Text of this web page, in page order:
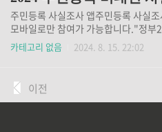
항 주차 예약김포공항 주차예약을 하
타워 2층, 3층에 주차할 수 있습니다.
까지만 예약이 가능하며 마감이 잘되
리 예약하시길 바랍니다. 김포공항 주차
주민등록 사실조사 앱주민등록 사실
모바일로만 참여가 가능합니다."정부
드하여 참여하시길 바랍니다. 갤럭시
▼ 아이폰 다운로드▼▼▼
카테고리 없음 2024. 8. 15. 22:02
이전